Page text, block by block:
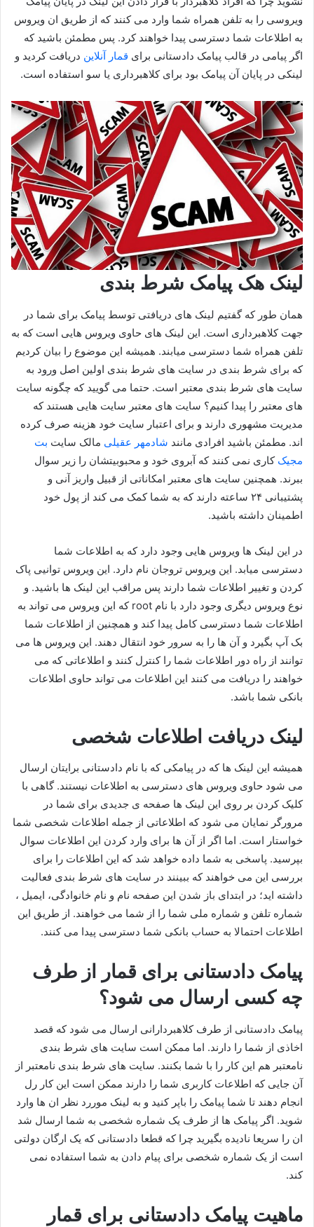
ویروسی را به تلفن همراه شما وارد می کنند که از طریق ان ویروس
به اطلاعات شما دسترسی پیدا خواهند کرد. پس مطمئن باشید که
اگر پیامی در قالب پیامک دادستانی برای قمار آنلاین دریافت کردید و
لینکی در پایان آن پیامک بود برای کلاهبرداری یا سو استفاده است.
لینک هک پیامک شرط بندی
همان طور که گفتیم لینک های دریافتی توسط پیامک برای شما در
جهت کلاهبرداری است. این لینک های حاوی ویروس هایی است که به
تلفن همراه شما دسترسی میابند. همیشه این موضوع را بیان کردیم
که برای شرط بندی در سایت های شرط بندی اولین اصل ورود به
سایت های شرط بندی معتبر است. حتما می گویید که چگونه سایت
های معتبر را پیدا کنیم؟ سایت های معتبر سایت هایی هستند که
مدیریت مشهوری دارند و برای اعتبار سایت خود هزینه صرف کرده
اند. مطمئن باشید افرادی مانند شادمهر عقیلی مالک سایت بت
مجیک کاری نمی کنند که آبروی خود و محبوبیتشان را زیر سوال
ببرند. همچنین سایت های معتبر امکاناتی از قبیل واریز آنی و
پشتیبانی ۲۴ ساعته دارند که به شما کمک می کند از پول خود
اطمینان داشته باشید.
در این لینک ها ویروس هایی وجود دارد که به اطلاعات شما
دسترسی میابد. این ویروس تروجان نام دارد. این ویروس توانیی پاک
کردن و تغییر اطلاعات شما دارند پس مراقب این لینک ها باشید. و
نوع ویروس دیگری وجود دارد با نام root که این ویروس می تواند به
اطلاعات شما دسترسی کامل پیدا کند و همچنین از اطلاعات شما
بک آپ بگیرد و آن ها را به سرور خود انتقال دهند. این ویروس ها می
توانند از راه دور اطلاعات شما را کنترل کنند و اطلاعاتی که می
خواهند را دریافت می کنند این اطلاعات می تواند حاوی اطلاعات
بانکی شما باشد.
لینک دریافت اطلاعات شخصی
همیشه این لینک ها که در پیامکی که با نام دادستانی برایتان ارسال
می شود حاوی ویروس های دسترسی به اطلاعات نیستند. گاهی با
کلیک کردن بر روی این لینک ها صفحه ی جدیدی برای شما در
مرورگر نمایان می شود که اطلاعاتی از جمله اطلاعات شخصی شما
خواستار است. اما اگر از آن ها برای وارد کردن این اطلاعات سوال
بپرسید. پاسخی به شما داده خواهد شد که این اطلاعات را برای
بررسی این می خواهند که ببینند در سایت های شرط بندی فعالیت
داشته اید؛ در ابتدای باز شدن این صفحه نام و نام خانوادگی، ایمیل ،
شماره تلفن و شماره ملی شما را از شما می خواهند. از طریق این
اطلاعات احتمالا به حساب بانکی شما دسترسی پیدا می کنند.
پیامک دادستانی برای قمار از طرف
چه کسی ارسال می شود؟
پیامک دادستانی از طرف کلاهبردارانی ارسال می شود که قصد
اخاذی از شما را دارند. اما ممکن است سایت های شرط بندی
نامعتبر هم این کار را با شما بکنند. سایت های شرط بندی نامعتبر از
آن جایی که اطلاعات کاربری شما را دارند ممکن است این کار رل
انجام دهند تا شما پیامک را باپر کنید و به لینک موررد نظر ان ها وارد
شوید. اگر پیامک ها از طرف یک شماره شخصی به شما ارسال شد
ان را سریعا نادیده بگیرید چرا که قطعا دادستانی که یک ارگان دولتی
است از یک شماره شخصی برای پیام دادن به شما استفاده نمی
کند.
ماهیت پیامک دادستانی برای قمار